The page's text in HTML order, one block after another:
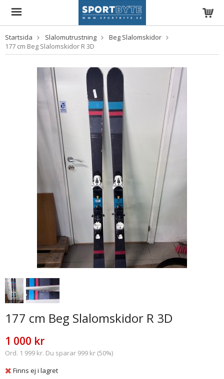
Startsida Slalomutrustning
Beg Slalomskidor
177 cm Beg Slalomskidor R 3D
177 cm Beg Slalomskidor R 3D
1 000 kr
Ord. 1 999 kr. Du sparar 999 kr (50%)
Finns ej i lagret